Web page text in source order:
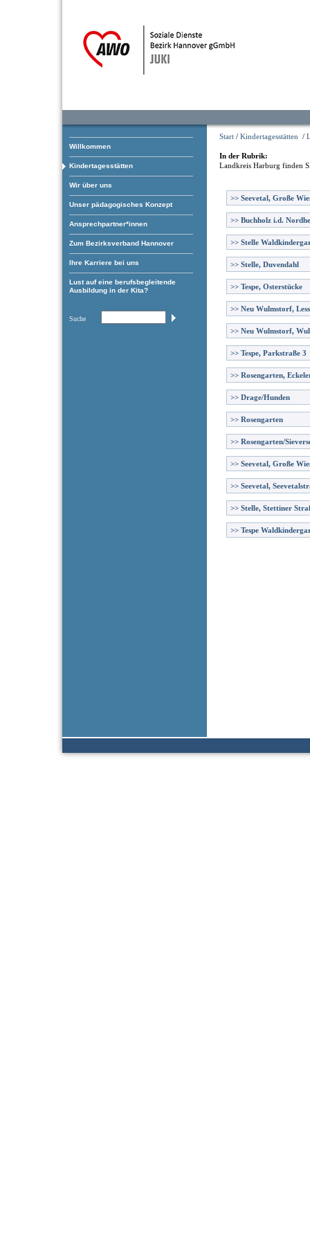
Willkommen
Kindertagesstätten
Wir über uns
Unser pädagogisches Konzept
Ansprechpartner*innen
Zum Bezirksverband Hannover
Ihre Karriere bei uns
Lust auf eine berufsbegleitende
Ausbildung in der Kita?
Suche
Start / Kindertagesstätten /
In der Rubrik:
Landkreis Harburg finden
>> Seevetal, Große
>> Buchholz i.d.
>> Stelle
>> Stelle, Duvendahl
>> Tespe, Osterstücke
>> Neu Wulmstorf,
>> Neu Wulmstorf,
>> Tespe, Parkstraße 3
>> Rosengarten,
>> Drage/Hunden
>> Rosengarten
>> Rosengarten/
>> Seevetal, Große
>> Seevetal,
>> Stelle, Stettiner
>> Tespe